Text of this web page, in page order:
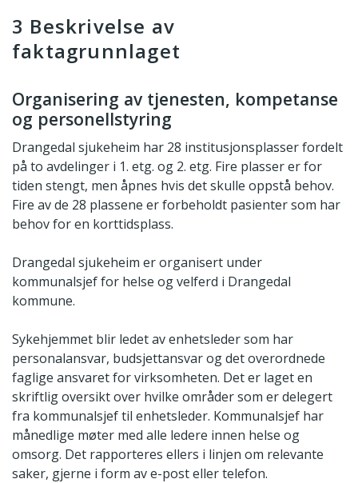
3 Beskrivelse av
faktagrunnlaget
Organisering av tjenesten, kompetanse
og personellstyring
Drangedal sjukeheim har 28 institusjonsplasser fordelt
på to avdelinger i 1. etg. og 2. etg. Fire plasser er for
tiden stengt, men åpnes hvis det skulle oppstå behov.
Fire av de 28 plassene er forbeholdt pasienter som har
behov for en korttidsplass.
Drangedal sjukeheim er organisert under
kommunalsjef for helse og velferd i Drangedal
kommune.
Sykehjemmet blir ledet av enhetsleder som har
personalansvar, budsjettansvar og det overordnede
faglige ansvaret for virksomheten. Det er laget en
skriftlig oversikt over hvilke områder som er delegert
fra kommunalsjef til enhetsleder. Kommunalsjef har
månedlige møter med alle ledere innen helse og
omsorg. Det rapporteres ellers i linjen om relevante
saker, gjerne i form av e-post eller telefon.